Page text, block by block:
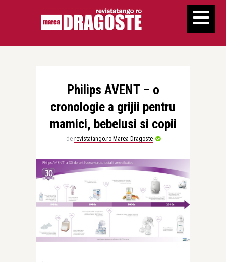
Philips AVENT – o
cronologie a grijii pentru
mamici, bebelusi si copii
de revistatango.ro Marea Dragoste